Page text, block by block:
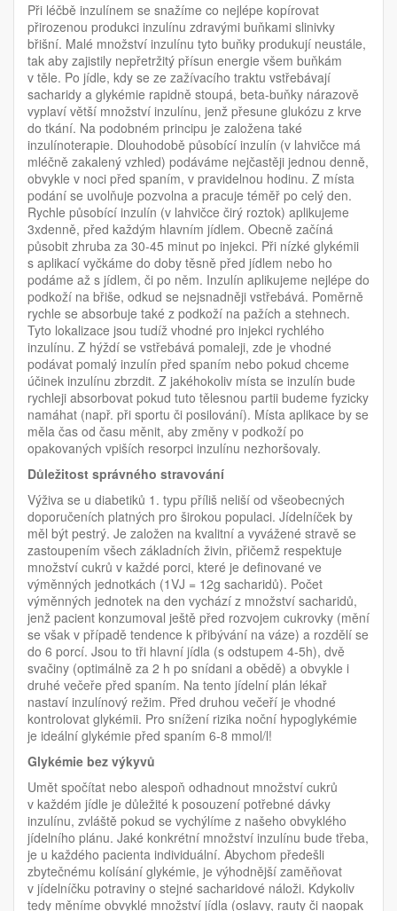
Při léčbě inzulínem se snažíme co nejlépe kopírovat
přirozenou produkci inzulínu zdravými buňkami slinivky
břišní. Malé množství inzulínu tyto buňky produkují neustále,
tak aby zajistily nepřetržitý přísun energie všem buňkám
v těle. Po jídle, kdy se ze zažívacího traktu vstřebávají
sacharidy a glykémie rapidně stoupá, beta-buňky nárazově
vyplaví větší množství inzulínu, jenž přesune glukózu z krve
do tkání. Na podobném principu je založena také
inzulínoterapie. Dlouhodobě působící inzulín (v lahvičce má
mléčně zakalený vzhled) podáváme nejčastěji jednou denně,
obvykle v noci před spaním, v pravidelnou hodinu. Z místa
podání se uvolňuje pozvolna a pracuje téměř po celý den.
Rychle působící inzulín (v lahvičce čirý roztok) aplikujeme
3xdenně, před každým hlavním jídlem. Obecně začíná
působit zhruba za 30-45 minut po injekci. Při nízké glykémii
s aplikací vyčkáme do doby těsně před jídlem nebo ho
podáme až s jídlem, či po něm. Inzulín aplikujeme nejlépe do
podkoží na břiše, odkud se nejsnadněji vstřebává. Poměrně
rychle se absorbuje také z podkoží na pažích a stehnech.
Tyto lokalizace jsou tudíž vhodné pro injekci rychlého
inzulínu. Z hýždí se vstřebává pomaleji, zde je vhodné
podávat pomalý inzulín před spaním nebo pokud chceme
účinek inzulínu zbrzdit. Z jakéhokoliv místa se inzulín bude
rychleji absorbovat pokud tuto tělesnou partii budeme fyzicky
namáhat (např. při sportu či posilování). Místa aplikace by se
měla čas od času měnit, aby změny v podkoží po
opakovaných vpiších resorpci inzulínu nezhoršovaly.
Důležitost správného stravování
Výživa se u diabetiků 1. typu příliš neliší od všeobecných
doporučeních platných pro širokou populaci. Jídelníček by
měl být pestrý. Je založen na kvalitní a vyvážené stravě se
zastoupením všech základních živin, přičemž respektuje
množství cukrů v každé porci, které je definované ve
výměnných jednotkách (1VJ = 12g sacharidů). Počet
výměnných jednotek na den vychází z množství sacharidů,
jenž pacient konzumoval ještě před rozvojem cukrovky (mění
se však v případě tendence k přibývání na váze) a rozdělí se
do 6 porcí. Jsou to tři hlavní jídla (s odstupem 4-5h), dvě
svačiny (optimálně za 2 h po snídani a obědě) a obvykle i
druhé večeře před spaním. Na tento jídelní plán lékař
nastaví inzulínový režim. Před druhou večeří je vhodné
kontrolovat glykémii. Pro snížení rizika noční hypoglykémie
je ideální glykémie před spaním 6-8 mmol/l!
Glykémie bez výkyvů
Umět spočítat nebo alespoň odhadnout množství cukrů
v každém jídle je důležité k posouzení potřebné dávky
inzulínu, zvláště pokud se vychýlíme z našeho obvyklého
jídelního plánu. Jaké konkrétní množství inzulínu bude třeba,
je u každého pacienta individuální. Abychom předešli
zbytečnému kolísání glykémie, je výhodnější zaměňovat
v jídelníčku potraviny o stejné sacharidové náloži. Kdykoliv
tedy měníme obvyklé množství jídla (oslavy, rauty či naopak